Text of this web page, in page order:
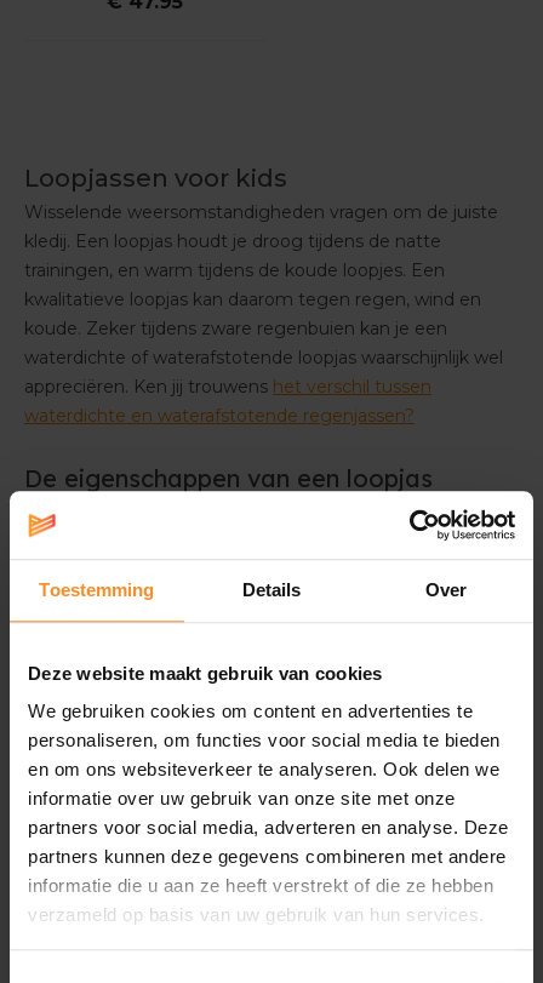
Toestemming Details Over
Deze website maakt gebruik van cookies
We gebruiken cookies om content en advertenties te
personaliseren, om functies voor social media te bieden
en om ons websiteverkeer te analyseren. Ook delen we
informatie over uw gebruik van onze site met onze
partners voor social media, adverteren en analyse. Deze
partners kunnen deze gegevens combineren met andere
informatie die u aan ze heeft verstrekt of die ze hebben
verzameld op basis van uw gebruik van hun services.
Loopjassen voor kids
Wisselende weersomstandigheden vragen om de juiste
kledij. Een loopjas houdt je droog tijdens de natte
trainingen, en warm tijdens de koude loopjes. Een
kwalitatieve loopjas kan daarom tegen regen, wind en
koude. Zeker tijdens zware regenbuien kan je een
waterdichte of waterafstotende loopjas waarschijnlijk wel
appreciëren. Ken jij trouwens het verschil tussen
waterdichte en waterafstotende regenjassen?
De eigenschappen van een loopjas
Bij de keuze van je loopjas let je best op een aantal
kenmerken. Denk bijvoorbeeld aan hetademend
vermogen, de afgewerkte naden en ritsen of het
gewichtvan de loopjas. Maar nog belangrijker: is de jas
Waterafstotende of waterdichte loopjas?
Er is wel degelijk een verschil tussen een waterdichte en
een waterafstotende loopjas. Een waterafstotende loopjas
heeft enkel het vermogen om water van zich te laten
afglijden, terwijl een waterdichte loopjas de regen
effectief tegenhoudt.